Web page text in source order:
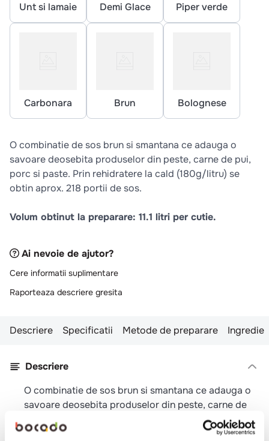
Unt si lamaie Demi Glace Piper verde
Carbonara Brun Bolognese
O combinatie de sos brun si smantana ce adauga o
savoare deosebita produselor din peste, carne de pui,
porc si paste. Prin rehidratere la cald (180g/litru) se
obtin aprox. 218 portii de sos.
Volum obtinut la preparare: 11.1 litri per cutie.
Ai nevoie de ajutor?
Cere informatii suplimentare
Raporteaza descriere gresita
Descriere Specificatii Metode de preparare
Descriere
O combinatie de sos brun si smantana ce adauga o
savoare deosebita produselor din peste, carne de
pui, porc si paste. Sos fin ce se foloseste in diverse
aplicatii pentru preparate din peste cum ar fi fileul